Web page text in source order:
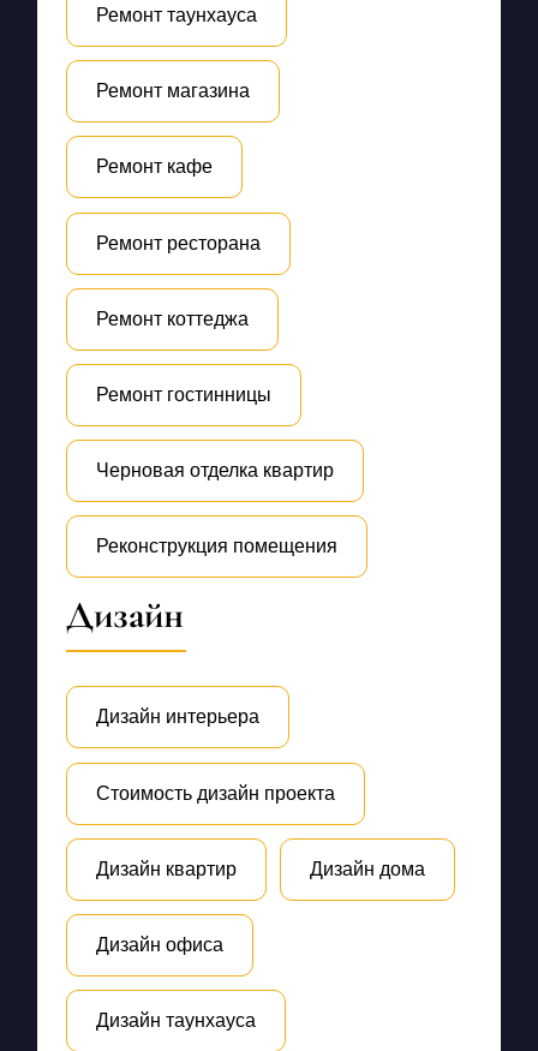
Ремонт таунхауса
Ремонт магазина
Ремонт кафе
Ремонт ресторана
Ремонт коттеджа
Ремонт гостинницы
Черновая отделка квартир
Реконструкция помещения
Дизайн
Дизайн интерьера
Стоимость дизайн проекта
Дизайн квартир Дизайн дома
Дизайн офиса
Дизайн таунхауса